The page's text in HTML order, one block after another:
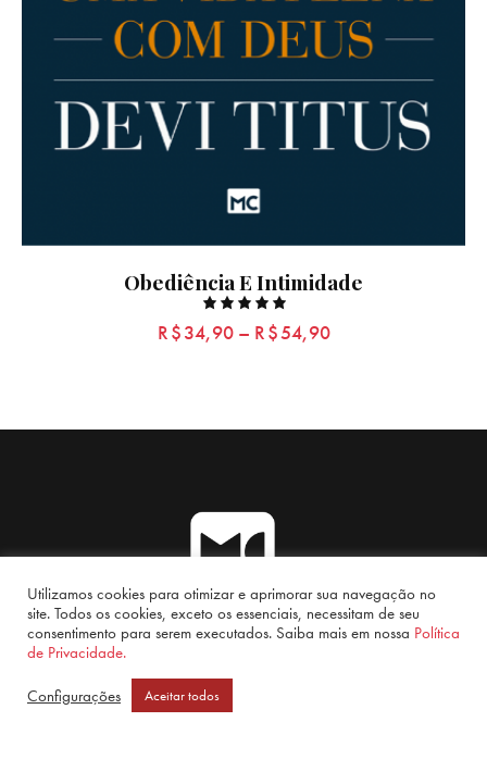
Obediência E Intimidade
R$34,90– R$54,90
Rated
PRODUTOS QUEM SOMOS CONTATO
FAQ
CATÁLOGO
Utilizamos cookies para otimizar e aprimorar sua navegação no
site. Todos os cookies, exceto os essenciais, necessitam de seu
consentimento para serem executados. Saiba mais em nossa Política
de Privacidade.
Configurações Aceitar todos